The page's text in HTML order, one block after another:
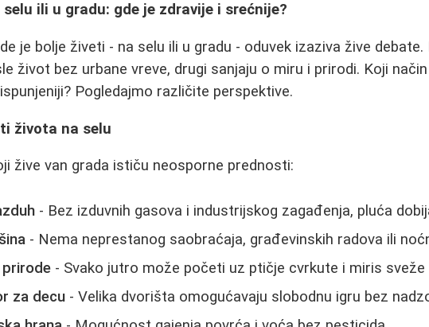
ili u gradu: gde je zdravije i srećnije?
je bolje živeti - na selu ili u gradu - oduvek izaziva žive debate.
život bez urbane vreve, drugi sanjaju o miru i prirodi. Koji
Pogledajmo različite perspektive.
života na selu
žive van grada ističu neosporne prednosti:
- Bez izduvnih gasova i industrijskog zagađenja, pluća
- Nema neprestanog saobraćaja, građevinskih radova ili
prirode - Svako jutro može početi uz ptičje cvrkute i miris sveže
za decu - Velika dvorišta omogućavaju slobodnu igru bez